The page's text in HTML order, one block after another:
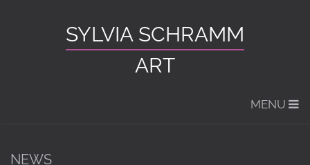
SYLVIA SCHRAMM
ART
MENU
NEWS